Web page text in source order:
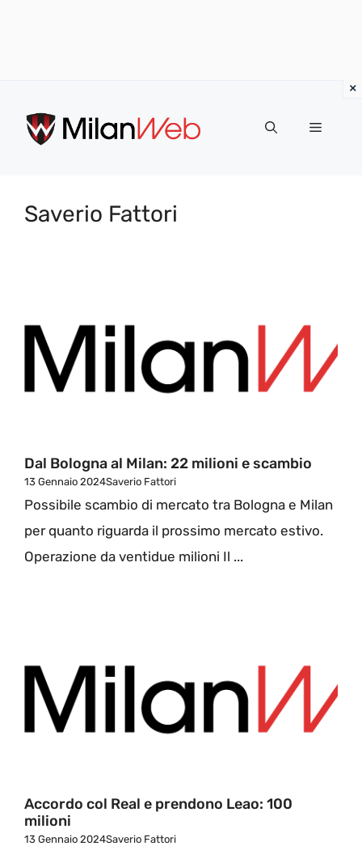
contenuto
MENU
Saverio Fattori
Dal Bologna al Milan: 22 milioni e scambio
13 Gennaio 2024Saverio Fattori
Possibile scambio di mercato tra Bologna e Milan
per quanto riguarda il prossimo mercato estivo.
Operazione da ventidue milioni Il ...
Accordo col Real e prendono Leao: 100
milioni
13 Gennaio 2024Saverio Fattori